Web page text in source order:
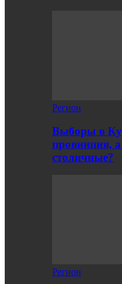
Регион
Выборы в
провинция, а
столичные?
Регион